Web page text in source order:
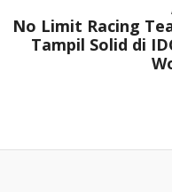
No Limit Racing
Tampil Solid di